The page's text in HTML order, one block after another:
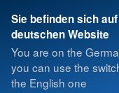
Sie befinden sich
deutschen Website
You are on the
you can use the
the English one